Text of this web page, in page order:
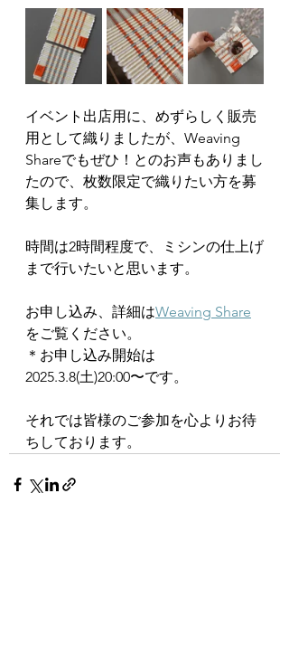
イベント出店用に、めずらしく販売
用として織りましたが、Weaving
Shareでもぜひ！とのお声もありまし
たので、枚数限定で織りたい方を募
集します。
時間は2時間程度で、ミシンの仕上げ
まで行いたいと思います。
お申し込み、詳細はWeaving Share
をご覧ください。
＊お申し込み開始は
2025.3.8(土)20:00〜です。
それでは皆様のご参加を心よりお待
ちしております。